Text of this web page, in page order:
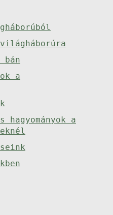
bán
a
hagyományok a